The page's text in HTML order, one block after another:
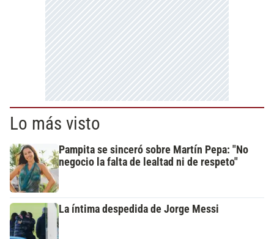
Lo más visto
Pampita se sinceró sobre Martín Pepa: "No
negocio la falta de lealtad ni de respeto"
La íntima despedida de Jorge Messi